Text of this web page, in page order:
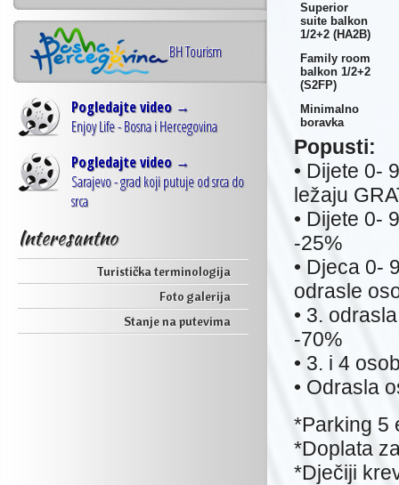
BH Tourism
Pogledajte video →
Enjoy Life - Bosna i Hercegovina
Pogledajte video →
Sarajevo - grad koji putuje od srca do
srca
Interesantno
Turistička terminologija
Foto galerija
Stanje na putevima
Superior
suite balkon
1/2+2 (HA2B)
Family room
balkon 1/2+2
(S2FP)
Minimalno
boravka
Popusti:
• Dijete 0-
ležaju
• Dijete 0-
-25%
• Djeca 0-
odrasle
• 3.
-70%
• 3. i 4
• Odrasla
*Parking 5
*Doplata
*Dječiji